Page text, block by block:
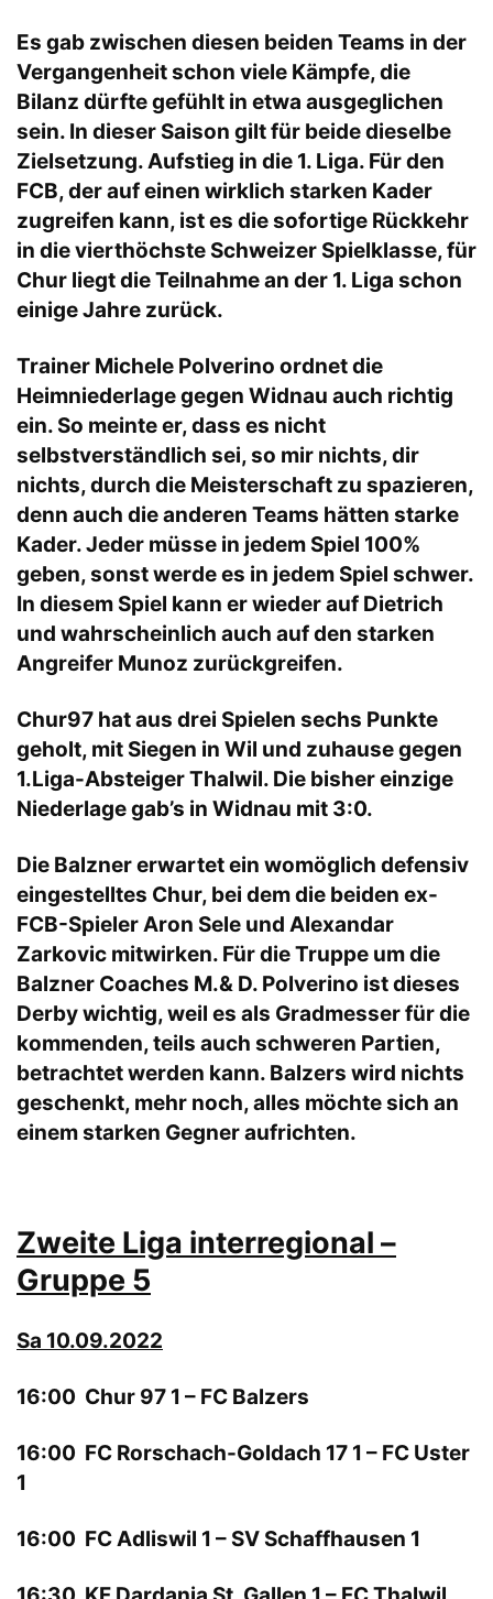
Es gab zwischen diesen beiden Teams in der
Vergangenheit schon viele Kämpfe, die
Bilanz dürfte gefühlt in etwa ausgeglichen
sein. In dieser Saison gilt für beide dieselbe
Zielsetzung. Aufstieg in die 1. Liga. Für den
FCB, der auf einen wirklich starken Kader
zugreifen kann, ist es die sofortige Rückkehr
in die vierthöchste Schweizer Spielklasse, für
Chur liegt die Teilnahme an der 1. Liga schon
einige Jahre zurück.
Trainer Michele Polverino ordnet die
Heimniederlage gegen Widnau auch richtig
ein. So meinte er, dass es nicht
selbstverständlich sei, so mir nichts, dir
nichts, durch die Meisterschaft zu spazieren,
denn auch die anderen Teams hätten starke
Kader. Jeder müsse in jedem Spiel 100%
geben, sonst werde es in jedem Spiel schwer.
In diesem Spiel kann er wieder auf Dietrich
und wahrscheinlich auch auf den starken
Angreifer Munoz zurückgreifen.
Chur97 hat aus drei Spielen sechs Punkte
geholt, mit Siegen in Wil und zuhause gegen
1.Liga-Absteiger Thalwil. Die bisher einzige
Niederlage gab’s in Widnau mit 3:0.
Die Balzner erwartet ein womöglich defensiv
eingestelltes Chur, bei dem die beiden ex-
FCB-Spieler Aron Sele und Alexandar
Zarkovic mitwirken. Für die Truppe um die
Balzner Coaches M.& D. Polverino ist dieses
Derby wichtig, weil es als Gradmesser für die
kommenden, teils auch schweren Partien,
betrachtet werden kann. Balzers wird nichts
geschenkt, mehr noch, alles möchte sich an
einem starken Gegner aufrichten.
Zweite Liga interregional –
Gruppe 5
Sa 10.09.2022
16:00 Chur 97 1 – FC Balzers
16:00 FC Rorschach-Goldach 17 1 – FC Uster
1
16:00 FC Adliswil 1 – SV Schaffhausen 1